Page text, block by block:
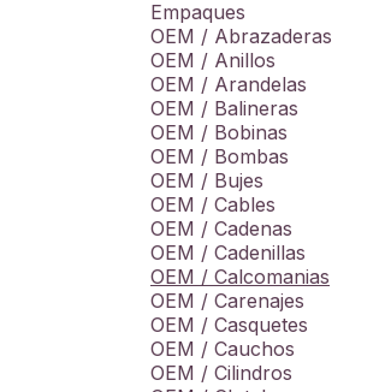
Empaques
OEM / Abrazaderas
OEM / Anillos
OEM / Arandelas
OEM / Balineras
OEM / Bobinas
OEM / Bombas
OEM / Bujes
OEM / Cables
OEM / Cadenas
OEM / Cadenillas
OEM / Calcomanias
OEM / Carenajes
OEM / Casquetes
OEM / Cauchos
OEM / Cilindros